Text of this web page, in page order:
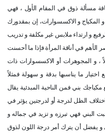
مسألة ذوق في المقام الأول ، فهي
المكياج و الاكسسوارات، إن بمقدورك
و ارتداء ملابس غير مكلفة و تدريب
الأهم في أناقة المرأة فإذا ما أحسنت
، و المجوهرات أو الاكسسوارات ذات
ما يناسبها بدقة و سهولة فمثلاً
بني فمن الناحية المبدئية يقال
الظل لدرجة أو لدرجتين يؤثر في
البني فهي تبرزه و تزيد في جماله و
و يفضل أن يترك أمر درجة اللون لذوق